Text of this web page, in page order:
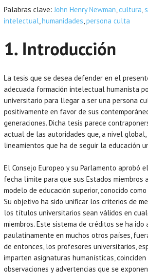
Palabras clave:John Henry Newman,cultura,
intelectual,humanidades,persona culta
1. Introducción
La tesis que se desea defender en el
adecuada formación intelectual humanista
universitario para llegar a ser una persona
positivamente en favor de sus
generaciones. Dicha tesis parece
actual de las autoridades que, a nivel global,
lineamientos que ha de seguir la educación
El Consejo Europeo y su Parlamento aprobó
fecha límite para que sus Estados miembros
modelo de educación superior, conocido
Su objetivo ha sido unificar los criterios de
los títulos universitarios sean válidos en
miembros. Este sistema de créditos se ha ido
paulatinamente en muchos otros países,
de entonces, los profesores universitarios,
imparten asignaturas humanísticas,
observaciones y advertencias que se